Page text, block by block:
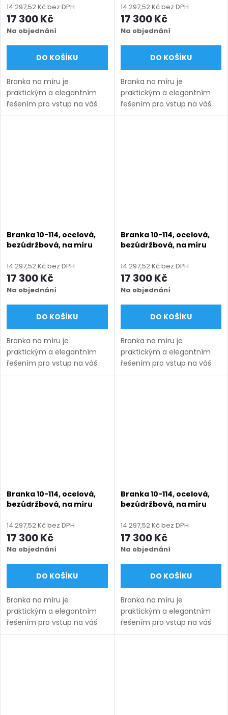
výška 750–2000 mm),
antracit RAL 7016 matná
14 297,52 Kč bez DPH
17 300 Kč
Na objednání
DO KOŠÍKU
Branka na míru je
praktickým a elegantním
řešením pro vstup na váš
pozemek. Vyrábíme ji v
výška 750–2000 mm),
černá RAL 9005 matná
14 297,52 Kč bez DPH
17 300 Kč
Na objednání
DO KOŠÍKU
Branka na míru je
praktickým a elegantním
řešením pro vstup na váš
pozemek. Vyrábíme ji v
Branka 10-114, ocelová,
bezúdržbová, na míru
výška 750–2000 mm),
černá struktura RAL 9005
14 297,52 Kč bez DPH
17 300 Kč
Na objednání
DO KOŠÍKU
Branka na míru je
praktickým a elegantním
řešením pro vstup na váš
pozemek. Vyrábíme ji v
Branka 10-114, ocelová,
bezúdržbová, na míru
výška 750–2000 mm),
hnědá RAL 8014 matná
14 297,52 Kč bez DPH
17 300 Kč
Na objednání
DO KOŠÍKU
Branka na míru je
praktickým a elegantním
řešením pro vstup na váš
pozemek. Vyrábíme ji v
Branka 10-114, ocelová,
bezúdržbová, na míru
výška 750–2000 mm),
hnědá RAL 8019 matná
14 297,52 Kč bez DPH
17 300 Kč
Na objednání
DO KOŠÍKU
Branka na míru je
praktickým a elegantním
řešením pro vstup na váš
pozemek. Vyrábíme ji v
Branka 10-114, ocelová,
bezúdržbová, na míru
výška 750–2000 mm),
modrá RAL 5010 matná
14 297,52 Kč bez DPH
17 300 Kč
Na objednání
DO KOŠÍKU
Branka na míru je
praktickým a elegantním
řešením pro vstup na váš
pozemek. Vyrábíme ji v